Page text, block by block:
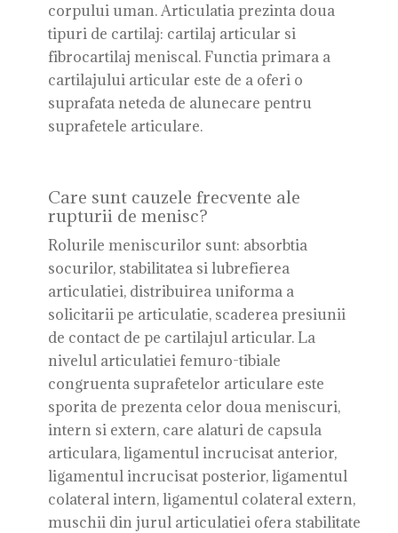
corpului uman. Articulatia prezinta doua
tipuri de cartilaj: cartilaj articular si
fibrocartilaj meniscal. Functia primara a
cartilajului articular este de a oferi o
suprafata neteda de alunecare pentru
suprafetele articulare.
Care sunt cauzele frecvente ale
rupturii de menisc?
Rolurile meniscurilor sunt: absorbtia
socurilor, stabilitatea si lubrefierea
articulatiei, distribuirea uniforma a
solicitarii pe articulatie, scaderea presiunii
de contact de pe cartilajul articular. La
nivelul articulatiei femuro-tibiale
congruenta suprafetelor articulare este
sporita de prezenta celor doua meniscuri,
intern si extern, care alaturi de capsula
articulara, ligamentul incrucisat anterior,
ligamentul incrucisat posterior, ligamentul
colateral intern, ligamentul colateral extern,
muschii din jurul articulatiei ofera stabilitate